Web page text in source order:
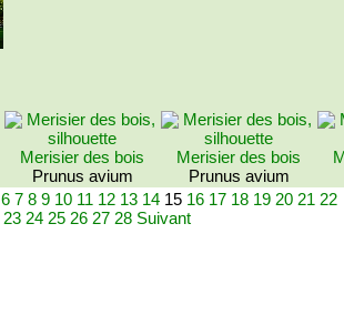
Merisier des bois
Prunus avium
Merisier des bois
Prunus avium
6 7 8 9 10 11 12 13 14 15 16 17 18 19 20 21 22
23 24 25 26 27 28 Suivant